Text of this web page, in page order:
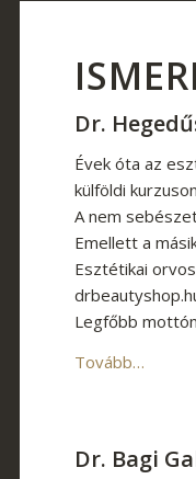
Dr.
Évek óta az
külföldi
A nem
Emellett a
Esztétikai
Legfőbb
Tovább…
Dr. Bagi